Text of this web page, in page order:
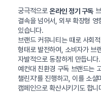
궁극적으로온라인 정기 구독
결속을 넘어서, 외부 확장형
있습니다.
브랜드 커뮤니티는 때로 사회
형태로 발전하여, 소비자가 브
자발적으로 동참하게 만듭니다.
예컨대 친환경 구독 브랜드는
챌린지’를 진행하고, 이를 소
캠페인으로 확산시키기도 합니